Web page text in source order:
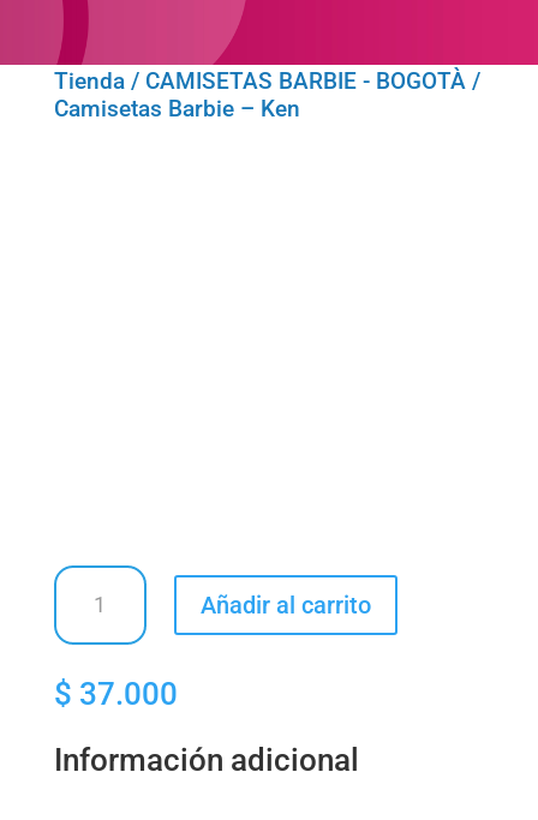
Tienda/ CAMISETAS BARBIE - BOGOTÀ/
Camisetas Barbie – Ken
Camisetas
Barbie
-
cantidad
Añadir al carrito
$ 37.000
Información adicional